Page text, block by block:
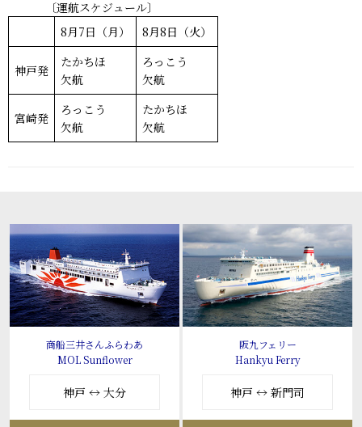
〔運航スケジュール〕
8月7日（月）
8月8日（火）
神戸発
たかちほ
欠航
ろっこう
欠航
宮崎発
ろっこう
欠航
たかちほ
欠航
商船三井さんふらわあ
MOL Sunflower
神戸 ↔ 大分
阪九フェリー
Hankyu Ferry
神戸 ↔ 新門司